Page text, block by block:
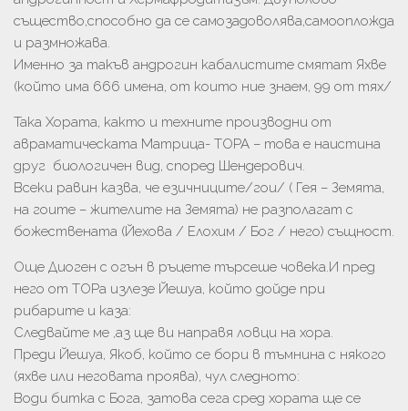
същество,способно да се самозадоволява,самоопложда
и размножава.
Именно за такъв андрогин кабалистите смятат Яхве
(който има 666 имена, от които ние знаем, 99 от тях/
Така Хората, както и техните производни от
авраматическата Матрица- ТОРА – това е наистина
друг биологичен вид, според Шендерович.
Всеки равин казва, че езичниците/гои/ ( Гея – Земята,
на гоите – жителите на Земята) не разполагат с
божествената (Йехова / Елохим / Бог / него) същност.
Още Диоген с огън в ръцете търсеше човека.И пред
него от ТОРа излезе Йешуа, който дойде при
рибарите и каза:
Следвайте ме ,аз ще ви направя ловци на хора.
Преди Йешуа, Якоб, който се бори в тъмнина с някого
(яхве или неговата проява), чул следното:
Води битка с Бога, затова сега сред хората ще се